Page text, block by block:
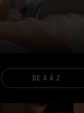
DE A À Z